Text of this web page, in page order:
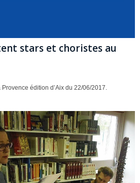
stars et choristes au
édition d’Aix du 22/06/2017.